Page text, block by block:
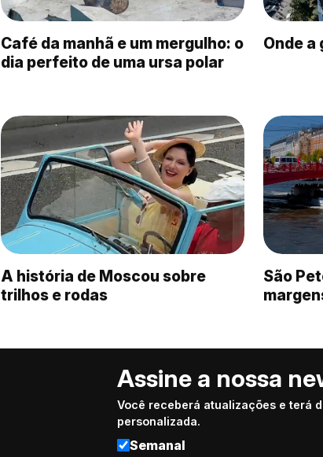
Café da manhã e um mergulho: o
dia perfeito de uma ursa polar
Onde a
A história de Moscou sobre
trilhos e rodas
São
Assine a nossa
Você receberá atualizações e terá
personalizada.
Semanal